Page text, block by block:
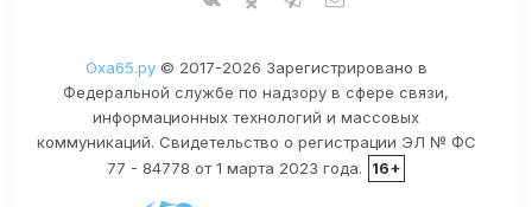
Оха65.ру© 2017-2026 Зарегистрировано в
Федеральной службе по надзору в сфере связи,
информационных технологий и массовых
коммуникаций. Свидетельство о регистрации ЭЛ № ФС
77 - 84778 от 1 марта 2023 года.
16+